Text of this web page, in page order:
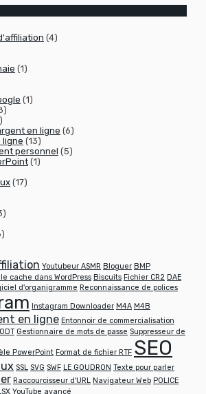
(4)
(1)
(1)
en ligne (6)
ligne (13)
personnel (5)
(1)
(17)
Youtubeur ASMR Bloguer BMP
cache dans WordPress Biscuits Fichier CR2 DAE
d'organigramme Reconnaissance de polices
Instagram Downloader M4A M4B
en ligne Entonnoir de commercialisation
Gestionnaire de mots de passe Suppresseur de
PowerPoint Format de fichier RTF SEO
SSL SVG SWF LE GOUDRON Texte pour parler
Raccourcisseur d'URL Navigateur Web POLICE
YouTube avancé